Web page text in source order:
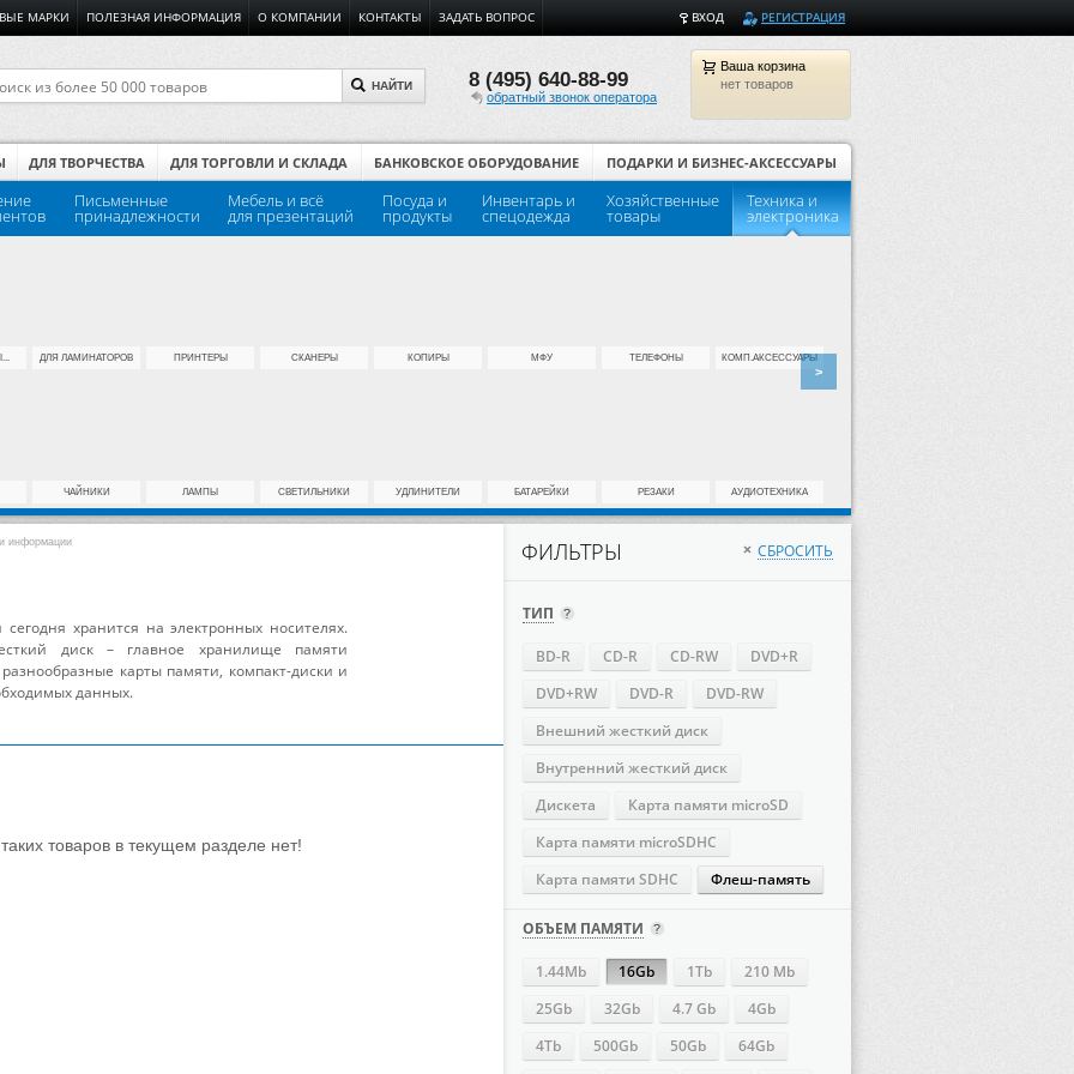
ВХОД РЕГИСТРАЦИЯ
МАРКИ ПОЛЕЗНАЯ ИНФОРМАЦИЯ О КОМПАНИИ КОНТАКТЫ ЗАДАТЬ ВОПРОС
Ваша корзина
нет товаров
8 (495) 640-88-99
обратный звонок оператора
НАЙТИ
ДЛЯ ТВОРЧЕСТВА ДЛЯ ТОРГОВЛИ И СКЛАДА БАНКОВСКОЕ ОБОРУДОВАНИЕ ПОДАРКИ И БИЗНЕС-АКСЕССУАРЫ
Письменные
принадлежности
Мебель и всё
для презентаций
Посуда и
продукты
Инвентарь и
спецодежда
Хозяйственные
товары
Техника и
электроника
ДЛЯ ЛАМИНАТОРОВ ПРИНТЕРЫ СКАНЕРЫ КОПИРЫ МФУ ТЕЛЕФОНЫ КОМП.АКСЕССУАРЫ
ЧАЙНИКИ ЛАМПЫ СВЕТИЛЬНИКИ УДЛИНИТЕЛИ БАТАРЕЙКИ РЕЗАКИ АУДИОТЕХНИКА
>
ФИЛЬТРЫ × СБРОСИТЬ
ТИП
BD-R CD-R CD-RW
DVD+R
DVD+RW
DVD-R
DVD-RW
Внешний жесткий диск
Внутренний жесткий диск
Дискета
Карта памяти microSD
Карта памяти microSDHC
Карта памяти SDHC
Флеш-память
ОБЪЕМ ПАМЯТИ
1.44Mb 16Gb 1Tb
210 Mb
25Gb
32Gb 4.7 Gb
4Gb
4Tb
500Gb 50Gb
64Gb
информации
хранится на электронных носителях.
диск – главное хранилище памяти
карты памяти, компакт-диски и
данных.
товаров в текущем разделе нет!